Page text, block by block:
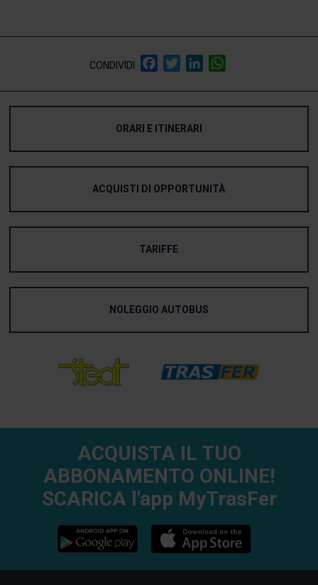
CONDIVIDI FacebookTwitterLinkedIn
ORARI E ITINERARI
ACQUISTI DI OPPORTUNITÀ
TARIFFE
NOLEGGIO AUTOBUS
ACQUISTA IL TUO
ABBONAMENTO ONLINE!
SCARICA l'app MyTrasFer